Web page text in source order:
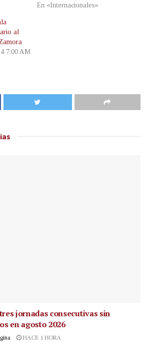
En «Internacionales»
al
7:00 AM
jornadas consecutivas sin
en agosto 2026
HACE 1 HORA